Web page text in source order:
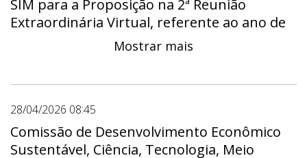
SIM para a Proposição na 2ª Reunião
Extraordinária Virtual, referente ao ano de
Mostrar mais
28/04/2026 08:45
Comissão de Desenvolvimento Econômico
Sustentável, Ciência, Tecnologia, Meio